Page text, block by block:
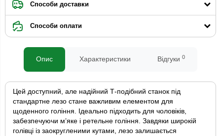
Способи доставки
Способи оплати
Опис Характеристики Відгуки 0
Цей доступний, але надійний Т-подібний станок під
стандартне лезо стане важливим елементом для
щоденного гоління. Ідеально підходить для чоловіків,
забезпечуючи м’яке і ретельне гоління. Завдяки широкій
голівці із заокругленими кутами, лезо залишається